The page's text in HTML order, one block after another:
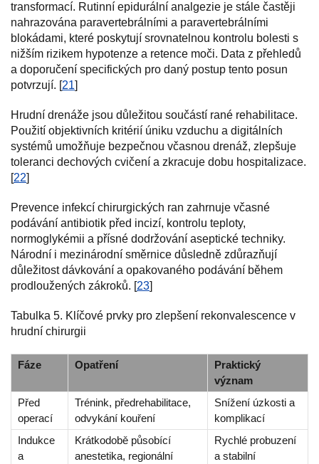
transformací. Rutinní epidurální analgezie je stále častěji
nahrazována paravertebrálními a paravertebrálními
blokádami, které poskytují srovnatelnou kontrolu bolesti s
nižším rizikem hypotenze a retence moči. Data z přehledů
a doporučení specifických pro daný postup tento posun
potvrzují. [21]
Hrudní drenáže jsou důležitou součástí rané rehabilitace.
Použití objektivních kritérií úniku vzduchu a digitálních
systémů umožňuje bezpečnou včasnou drenáž, zlepšuje
toleranci dechových cvičení a zkracuje dobu hospitalizace.
[22]
Prevence infekcí chirurgických ran zahrnuje včasné
podávání antibiotik před incizí, kontrolu teploty,
normoglykémii a přísné dodržování aseptické techniky.
Národní i mezinárodní směrnice důsledně zdůrazňují
důležitost dávkování a opakovaného podávání během
prodloužených zákroků. [23]
Tabulka 5. Klíčové prvky pro zlepšení rekonvalescence v
hrudní chirurgii
Fáze Opatření
Praktický
význam
Před
operací
Trénink, předrehabilitace,
odvykání kouření
Snížení úzkosti a
komplikací
Indukce
a
Krátkodobě působící
anestetika, regionální
Rychlé probuzení
a stabilní